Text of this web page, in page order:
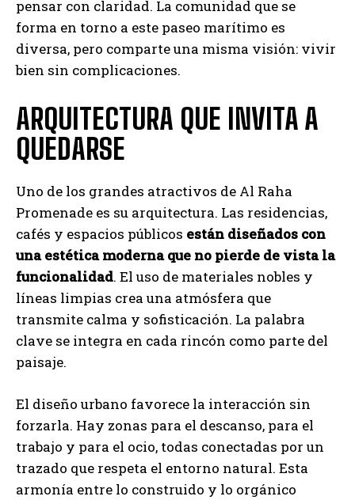
pensar con claridad. La comunidad que se
forma en torno a este paseo marítimo es
diversa, pero comparte una misma visión: vivir
bien sin complicaciones.
ARQUITECTURA QUE INVITA A
QUEDARSE
Uno de los grandes atractivos de Al Raha
Promenade es su arquitectura. Las residencias,
cafés y espacios públicos están diseñados con
una estética moderna que no pierde de vista la
funcionalidad. El uso de materiales nobles y
líneas limpias crea una atmósfera que
transmite calma y sofisticación. La palabra
clave se integra en cada rincón como parte del
paisaje.
El diseño urbano favorece la interacción sin
forzarla. Hay zonas para el descanso, para el
trabajo y para el ocio, todas conectadas por un
trazado que respeta el entorno natural. Esta
armonía entre lo construido y lo orgánico